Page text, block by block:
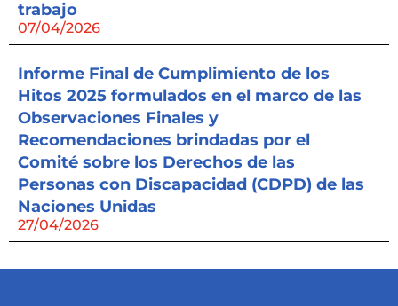
trabajo
07/04/2026
Informe Final de Cumplimiento de los
Hitos 2025 formulados en el marco de las
Observaciones Finales y
Recomendaciones brindadas por el
Comité sobre los Derechos de las
Personas con Discapacidad (CDPD) de las
Naciones Unidas
27/04/2026